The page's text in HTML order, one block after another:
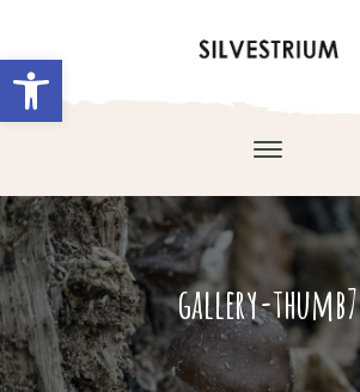
Abrir barra de herramientas
gallery-thumb7